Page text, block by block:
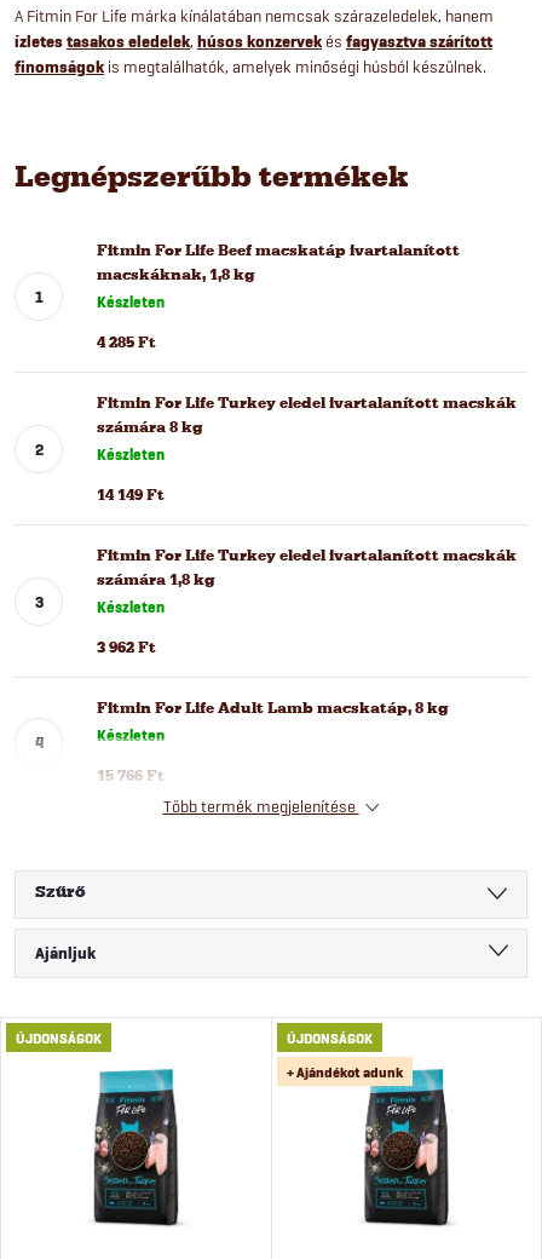
A Fitmin For Life márka kínálatában nemcsak szárazeledelek, hanem
ízletestasakos eledelek, húsos konzervek és fagyasztva szárított
finomságok is megtalálhatók, amelyek minőségi húsból készülnek.
Legnépszerűbb termékek
Fitmin For Life Beef macskatáp ivartalanított
macskáknak, 1,8 kg
Készleten
4 285 Ft
Fitmin For Life Turkey eledel ivartalanított macskák
számára 8 kg
Készleten
14 149 Ft
Fitmin For Life Turkey eledel ivartalanított macskák
számára 1,8 kg
Készleten
3 962 Ft
Fitmin For Life Adult Lamb macskatáp, 8 kg
Készleten
15 766 Ft
Több termék megjelenítése
Szűrő
T
e
Ajánljuk
Legdrágább
Legnépszerűbb termékek
ABC szerint
T
ÚJDONSÁGOK
ÚJDONSÁGOK
+ Ajándékot adunk